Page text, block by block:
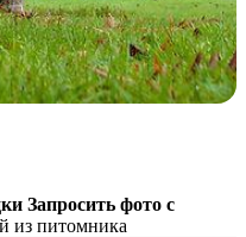
Запросить фото с
из питомника